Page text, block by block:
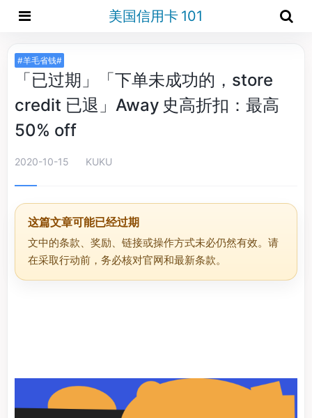
美国信用卡 101
#羊毛省钱#
「已过期」「下单未成功的，store
credit 已退」Away 史高折扣：最高
50% off
2020-10-15 KUKU
这篇文章可能已经过期
文中的条款、奖励、链接或操作方式未必仍然有效。请
在采取行动前，务必核对官网和最新条款。